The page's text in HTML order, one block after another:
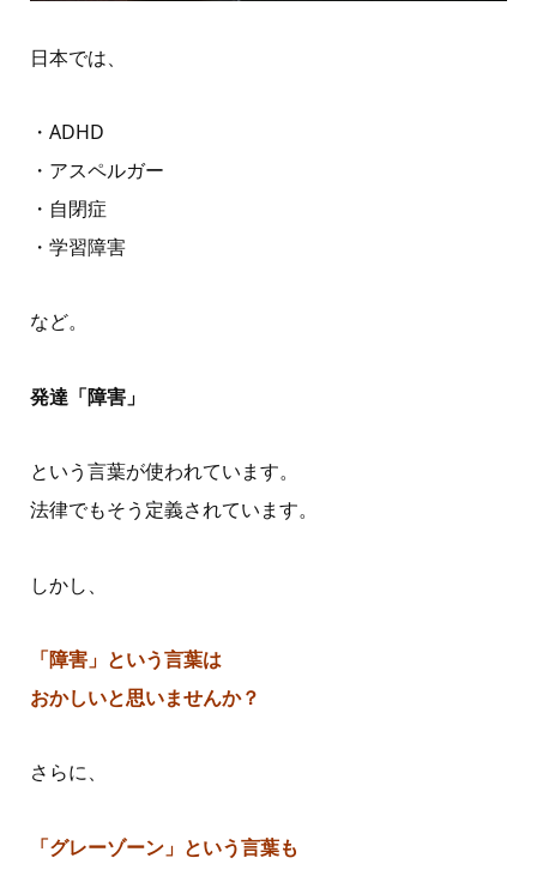
日本では、
・ADHD
・アスペルガー
・自閉症
・学習障害
など。
発達「障害」
という言葉が使われています。
法律でもそう定義されています。
しかし、
「障害」という言葉は
おかしいと思いませんか？
さらに、
「グレーゾーン」という言葉も